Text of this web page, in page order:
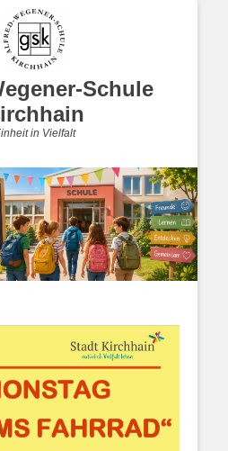
Schule
in Vielfalt